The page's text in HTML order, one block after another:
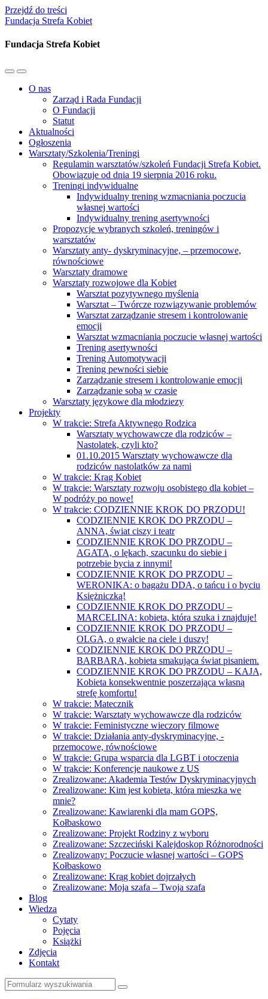
Przejdź do treści
Fundacja Strefa Kobiet
Fundacja Strefa Kobiet
Przełącz
mobilne
Przełącz
pole
wyszukiwania
O nas
Zarząd i Rada Fundacji
O Fundacji
Statut
Aktualności
Ogłoszenia
Warsztaty/Szkolenia/Treningi
Regulamin warsztatów/szkoleń Fundacji Strefa Kobiet.
Obowiązuje od dnia 19 sierpnia 2016 roku.
Treningi indywidualne
Indywidualny trening wzmacniania poczucia
własnej wartości
Indywidualny trening asertywności
Propozycje wybranych szkoleń, treningów i
warsztatów
Warsztaty anty- dyskryminacyjne, – przemocowe,
równościowe
Warsztaty dramowe
Warsztaty rozwojowe dla Kobiet
Warsztat pozytywnego myślenia
Warsztat – Twórcze rozwiązywanie problemów
Warsztat zarządzanie stresem i kontrolowanie
emocji
Warsztat wzmacniania poczucie własnej wartości
Trening asertywności
Trening Automotywacji
Trening pewności siebie
Zarządzanie stresem i kontrolowanie emocji
Zarządzanie sobą w czasie
Warsztaty językowe dla młodziezy
Projekty
W trakcie: Strefa Aktywnego Rodzica
Warsztaty wychowawcze dla rodziców –
Nastolatek, czyli kto?
01.10.2015 Warsztaty wychowawcze dla
rodziców nastolatków za nami
W trakcie: Krąg Kobiet
W trakcie: Warsztaty rozwoju osobistego dla kobiet –
W podróży po nowe!
W trakcie: CODZIENNIE KROK DO PRZODU!
CODZIENNIE KROK DO PRZODU –
ANNA, świat ciszy i teatr
CODZIENNIE KROK DO PRZODU –
AGATA, o lękach, szacunku do siebie i
potrzebie bycia z innymi!
CODZIENNIE KROK DO PRZODU –
WERONIKA: o bagażu DDA, o tańcu i o byciu
Księżniczką!
CODZIENNIE KROK DO PRZODU –
MARCELINA: kobieta, która szuka i znajduje!
CODZIENNIE KROK DO PRZODU –
OLGA, o gwałcie na ciele i duszy!
CODZIENNIE KROK DO PRZODU –
BARBARA, kobieta smakująca świat pisaniem.
CODZIENNIE KROK DO PRZODU – KAJA,
Kobieta konsekwentnie poszerzająca własną
strefę komfortu!
W trakcie: Matecznik
W trakcie: Warsztaty wychowawcze dla rodziców
W trakcie: Feministyczne wieczory filmowe
W trakcie: Działania anty-dyskryminacyjne, -
przemocowe, równościowe
W trakcie: Grupa wsparcia dla LGBT i otoczenia
W trakcie: Konferencje naukowe z US
Zrealizowane: Akademia Testów Dyskryminacyjnych
Zrealizowane: Kim jest kobieta, która mieszka we
mnie?
Zrealizowane: Kawiarenki dla mam GOPS,
Kołbaskowo
Zrealizowane: Projekt Rodziny z wyboru
Zrealizowane: Szczeciński Kalejdoskop Różnorodności
Zrealizowany: Poczucie własnej wartości – GOPS
Kołbaskowo
Zrealizowane: Krąg kobiet dojrzałych
Zrealizowane: Moja szafa – Twoja szafa
Blog
Wiedza
Cytaty
Pojęcia
Książki
Zdjęcia
Kontakt
Szukaj